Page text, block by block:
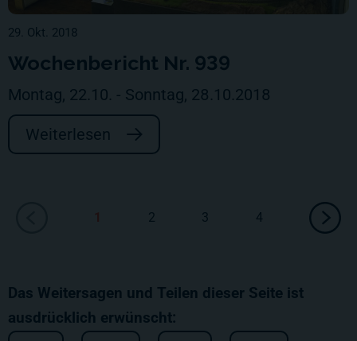
29. Okt. 2018
Wochenbericht Nr. 939
Montag, 22.10. - Sonntag, 28.10.2018
Weiterlesen
2 3 4
Das Weitersagen und Teilen dieser Seite ist
ausdrücklich erwünscht: